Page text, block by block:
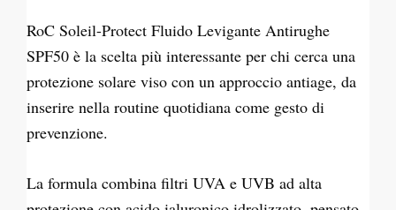
RoC Soleil-Protect Fluido Levigante Antirughe
SPF50 è la scelta più interessante per chi cerca una
protezione solare viso con un approccio antiage, da
inserire nella routine quotidiana come gesto di
prevenzione.
La formula combina filtri UVA e UVB ad alta